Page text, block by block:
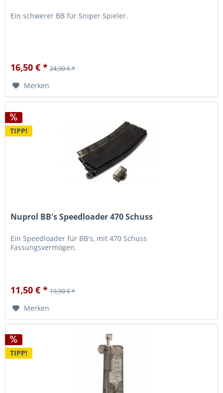
Ein schwerer BB für Sniper Spieler.
16,50 € * 24,90 € *
Merken
TIPP!
Nuprol BB's Speedloader 470 Schuss
Ein Speedloader für BB's, mit 470 Schuss
Fassungsvermögen.
11,50 € * 19,90 € *
Merken
TIPP!